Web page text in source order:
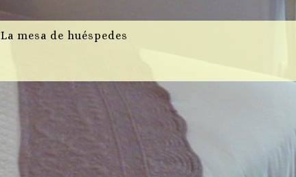
La mesa de huéspedes